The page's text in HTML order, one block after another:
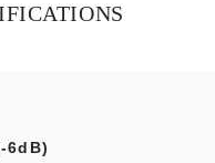
6dB)